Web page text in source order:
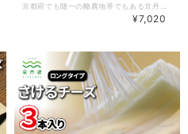
¥7,020